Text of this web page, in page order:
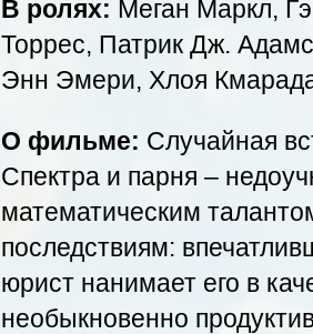
В ролях: Меган Маркл,
Торрес, Патрик Дж.
Энн Эмери, Хлоя
О фильме: Случайная
Спектра и парня –
математическим
последствиям:
юрист нанимает его в
необыкновенно